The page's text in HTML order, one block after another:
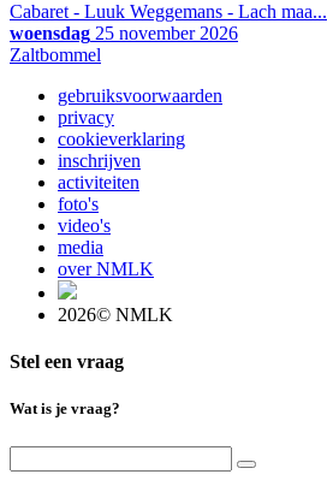
Cabaret - Luuk Weggemans - Lach maa...
woensdag 25 november 2026
Zaltbommel
gebruiksvoorwaarden
privacy
cookieverklaring
inschrijven
activiteiten
foto's
video's
media
over NMLK
2026© NMLK
Stel een vraag
Wat is je vraag?